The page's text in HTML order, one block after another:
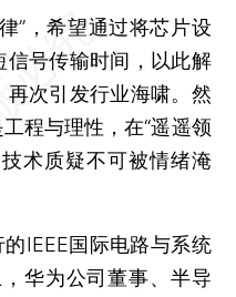
”，希望通过将芯片设
号传输时间，以此解
次引发行业海啸。然
程与理性，在“遥遥领
术质疑不可被情绪淹
IEEE国际电路与系统
华为公司董事、半导